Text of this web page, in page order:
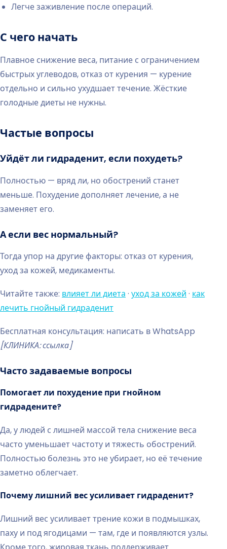
Легче заживление после операций.
С чего начать
Плавное снижение веса, питание с ограничением
быстрых углеводов, отказ от курения — курение
отдельно и сильно ухудшает течение. Жёсткие
голодные диеты не нужны.
Частые вопросы
Уйдёт ли гидраденит, если похудеть?
Полностью — вряд ли, но обострений станет
меньше. Похудение дополняет лечение, а не
заменяет его.
А если вес нормальный?
Тогда упор на другие факторы: отказ от курения,
уход за кожей, медикаменты.
Читайте также: влияет ли диета · уход за кожей · как
лечить гнойный гидраденит
Бесплатная консультация: написать в WhatsApp
[КЛИНИКА: ссылка]
Часто задаваемые вопросы
Помогает ли похудение при гнойном
гидрадените?
Да, у людей с лишней массой тела снижение веса
часто уменьшает частоту и тяжесть обострений.
Полностью болезнь это не убирает, но её течение
заметно облегчает.
Почему лишний вес усиливает гидраденит?
Лишний вес усиливает трение кожи в подмышках,
паху и под ягодицами — там, где и появляются узлы.